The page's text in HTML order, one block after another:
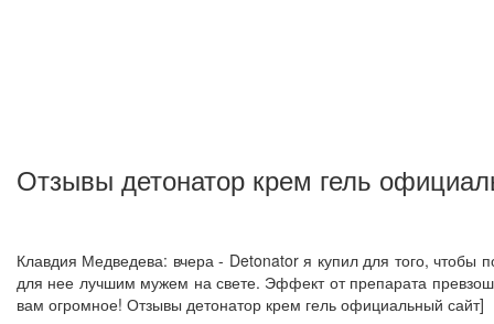
Отзывы детонатор крем гель
Клавдия Медведева: вчера - Detonator я купил для того,
для нее лучшим мужем на свете. Эффект от препарата
вам огромное! Отзывы детонатор крем гель официальный сайт]